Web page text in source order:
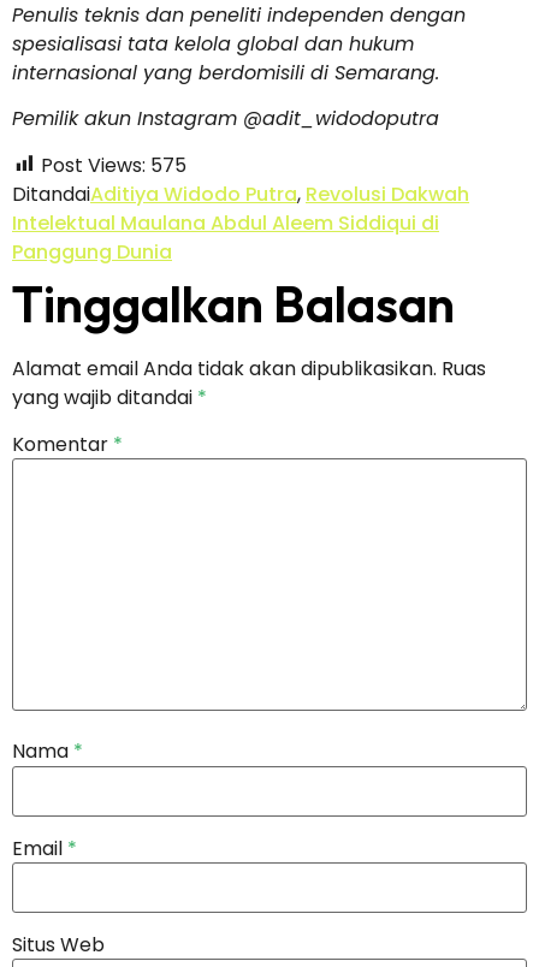
Penulis teknis dan peneliti independen dengan
spesialisasi tata kelola global dan hukum
internasional yang berdomisili di Semarang.
Pemilik akun Instagram @adit_widodoputra
Post Views: 575
DitandaiAditiya Widodo Putra, Revolusi Dakwah
Intelektual Maulana Abdul Aleem Siddiqui di
Panggung Dunia
Tinggalkan Balasan
Alamat email Anda tidak akan dipublikasikan. Ruas
yang wajib ditandai *
Komentar *
Nama *
Email *
Situs Web